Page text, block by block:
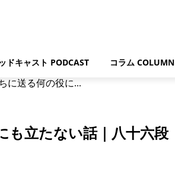
ドキャスト PODCAST コラム COLUMN
に送る何の役に...
も立たない話｜八十六段